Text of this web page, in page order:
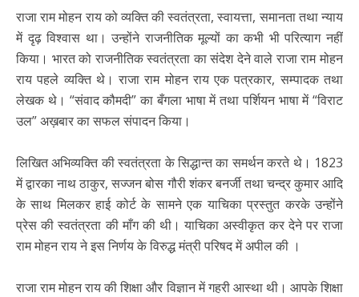
राजा राम मोहन राय को व्यक्ति की स्वतंत्रता, स्वायत्ता, समानता तथा न्याय
में दृढ़ विश्वास था। उन्होंने राजनीतिक मूल्यों का कभी भी परित्याग नहीं
किया। भारत को राजनीतिक स्वतंत्रता का संदेश देने वाले राजा राम मोहन
राय पहले व्यक्ति थे। राजा राम मोहन राय एक पत्रकार, सम्पादक तथा
लेखक थे। “संवाद कौमदी” का बँगला भाषा में तथा पर्शियन भाषा में “विराट
उल” अख़बार का सफल संपादन किया।
लिखित अभिव्यक्ति की स्वतंत्रता के सिद्धान्त का समर्थन करते थे। 1823
में द्वारका नाथ ठाकुर, सज्जन बोस गौरी शंकर बनर्जी तथा चन्द्र कुमार आदि
के साथ मिलकर हाई कोर्ट के सामने एक याचिका प्रस्तुत करके उन्होंने
प्रेस की स्वतंत्रता की माँग की थी। याचिका अस्वीकृत कर देने पर राजा
राम मोहन राय ने इस निर्णय के विरुद्ध मंत्री परिषद में अपील की ।
राजा राम मोहन राय की शिक्षा और विज्ञान में गहरी आस्था थी। आपके शिक्षा